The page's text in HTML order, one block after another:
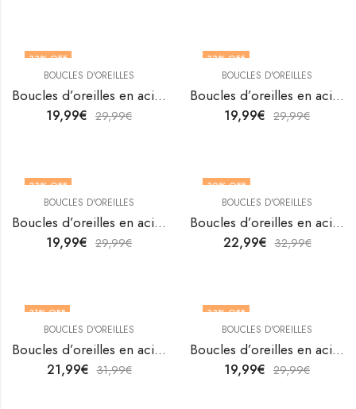
33% OFF
BOUCLES D'OREILLES
Boucles d’oreilles en acier inoxydable plaqué or 18 carats de V&F Jewelers
19,99€ 29,99€
33% OFF
BOUCLES D'OREILLES
Boucles d’oreilles en acier inoxydable plaqué or 18K avec croissant de lune par V&F Jewellers
19,99€ 29,99€
33% OFF
BOUCLES D'OREILLES
Boucles d’oreilles en acier inoxydable plaqué or 18K avec feuille de ginkgo de V&F Jewellers
19,99€ 29,99€
30% OFF
BOUCLES D'OREILLES
Boucles d’oreilles en acier inoxydable plaqué or 18K avec feuille de ginkgo de V&F Jewellers
22,99€ 32,99€
31% OFF
BOUCLES D'OREILLES
Boucles d’oreilles en acier inoxydable plaqué or 18K avec plumes de V&F Jewelers
21,99€ 31,99€
33% OFF
BOUCLES D'OREILLES
Boucles d’oreilles en acier inoxydable plaqué or 18K de V&F Jewelers
19,99€ 29,99€